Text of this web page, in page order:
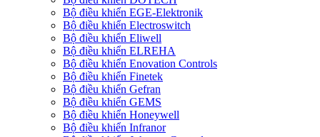
Bộ điều khiển EGE-Elektronik
Bộ điều khiển Electroswitch
Bộ điều khiển Eliwell
Bộ điều khiển ELREHA
Bộ điều khiển Enovation Controls
Bộ điều khiển Finetek
Bộ điều khiển Gefran
Bộ điều khiển GEMS
Bộ điều khiển Honeywell
Bộ điều khiển Infranor